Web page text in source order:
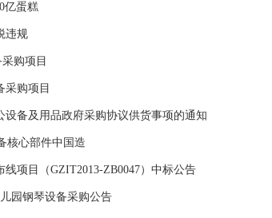
亿蛋糕
违规
购项目
采购项目
设备及用品政府采购协议供货事项的通知
核心部件中国造
项目（GZIT2013-ZB0047）中标公告
园钢琴设备采购公告